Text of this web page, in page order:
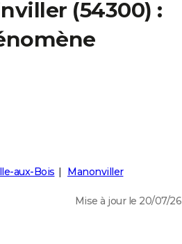
(54300) :
aux-Bois Manonviller
Mise à jour le 20/07/26